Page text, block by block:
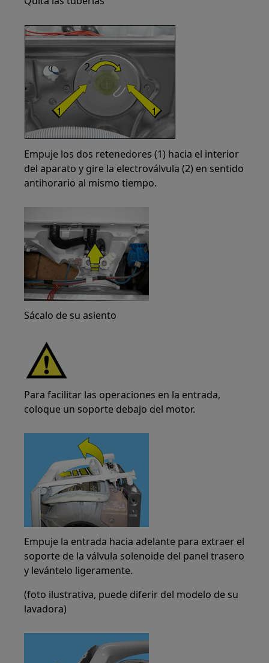
Empuje los dos retenedores (1) hacia el interior
del aparato y gire la electroválvula (2) en sentido
antihorario al mismo tiempo.
Sácalo de su asiento
Para facilitar las operaciones en la entrada,
coloque un soporte debajo del motor.
Empuje la entrada hacia adelante para extraer el
soporte de la válvula solenoide del panel trasero
y levántelo ligeramente.
(foto ilustrativa, puede diferir del modelo de su
lavadora)